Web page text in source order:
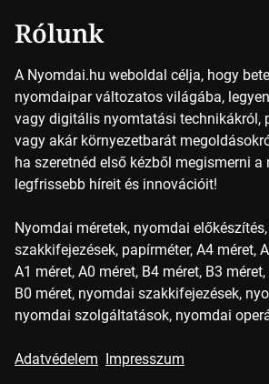
Rólunk
A Nyomdai.hu weboldal célja, hogy
nyomdaipar változatos világába,
vagy digitális nyomtatási technikákról,
vagy akár környezetbarát
ha szeretnéd első kézből megismerni
legfrissebb híreit és innovációit!
Nyomdai méretek, nyomdai
szakkifejezések, papírméter, A4 méret,
A1 méret, A0 méret, B4 méret, B3
B0 méret, nyomdai szakkifejezések,
nyomdai szolgáltatások, nyomdai
Adatvédelem Impresszum